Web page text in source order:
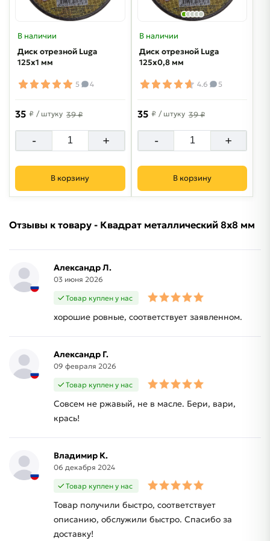
В наличии
Диск отрезной Luga
125х1 мм
5 4
35 ₽ / штуку 39 ₽
- +
В корзину
В наличии
Диск отрезной Luga
125х0,8 мм
4.6 5
35 ₽ / штуку 39 ₽
- +
В корзину
Отзывы к товару - Квадрат металлический 8х8 мм
Александр Л.
03 июня 2026
Товар куплен у нас
хорошие ровные, соответствует заявленном.
Александр Г.
09 февраля 2026
Товар куплен у нас
Совсем не ржавый, не в масле. Бери, вари,
крась!
Владимир К.
06 декабря 2024
Товар куплен у нас
Товар получили быстро, соответствует
описанию, обслужили быстро. Спасибо за
доставку!